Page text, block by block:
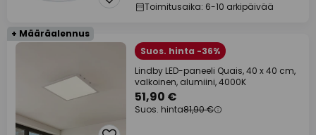
Toimitusaika: 6-10 arkipäivää
+ Määräalennus
Suos. hinta -36%
Lindby LED-paneeli Quais, 40 x 40 cm,
valkoinen, alumiini, 4000K
51,90 €
Suos. hinta81,90 €